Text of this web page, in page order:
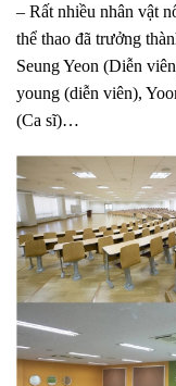
– Rất nhiều nhân vật
thể thao đã trưởng
Seung Yeon (Diễn
young (diễn viên),
(Ca sĩ)…